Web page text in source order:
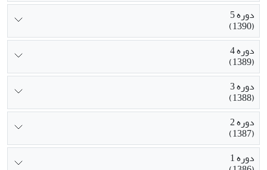
دوره 5
(1390)
دوره 4
(1389)
دوره 3
(1388)
دوره 2
(1387)
دوره 1